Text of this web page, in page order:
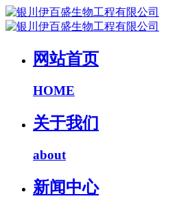
网站首页
HOME
关于我们
about
新闻中心